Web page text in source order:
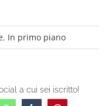
, In primo piano
a cui sei iscritto!